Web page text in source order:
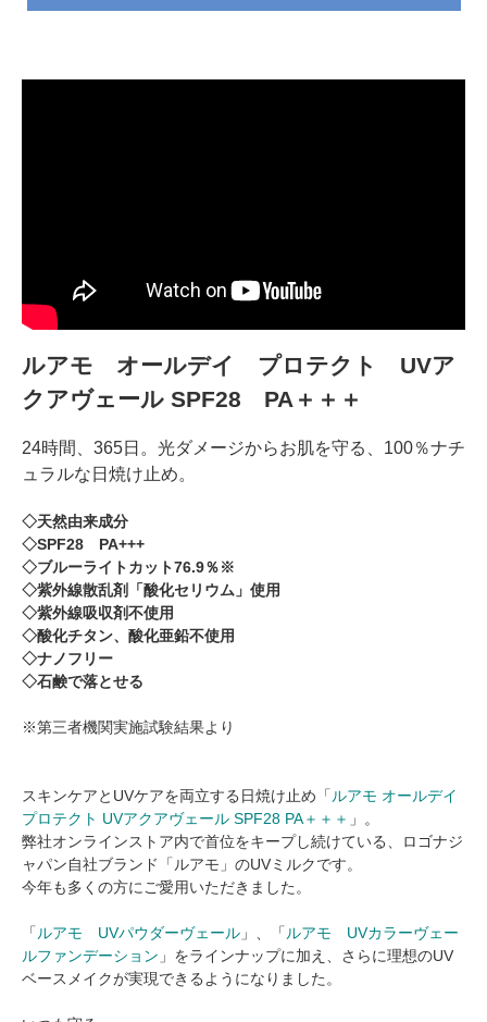
ルアモ オールデイ プロテクト UVア
クアヴェール SPF28 PA＋＋＋
24時間、365日。光ダメージからお肌を守る、100％ナチ
ュラルな日焼け止め。
◇天然由来成分
◇SPF28 PA+++
◇ブルーライトカット76.9％※
◇紫外線散乱剤「酸化セリウム」使用
◇紫外線吸収剤不使用
◇酸化チタン、酸化亜鉛不使用
◇ナノフリー
◇石鹸で落とせる
※第三者機関実施試験結果より
スキンケアとUVケアを両立する日焼け止め「 ルアモ オールデイ
プロテクト UVアクアヴェール SPF28 PA＋＋＋ 」。
弊社オンラインストア内で首位をキープし続けている、ロゴナジ
ャパン自社ブランド「ルアモ」のUVミルクです。
今年も多くの方にご愛用いただきました。
「 ルアモ UVパウダーヴェール 」、「 ルアモ UVカラーヴェー
ルファンデーション 」をラインナップに加え、さらに理想のUV
ベースメイクが実現できるようになりました。